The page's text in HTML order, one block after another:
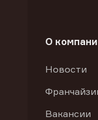
О
Новости
Вакансии